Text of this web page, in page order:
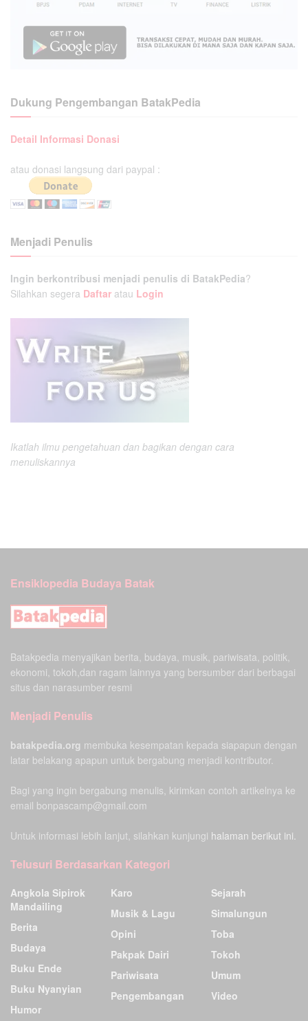
Dukung Pengembangan BatakPedia
Detail Informasi Donasi
atau donasi langsung dari paypal :
Menjadi Penulis
Ingin berkontribusi menjadi penulis di BatakPedia?
Silahkan segera Daftar atau Login
Ikatlah ilmu pengetahuan dan bagikan dengan cara
menuliskannya
Ensiklopedia Budaya Batak
Batakpedia menyajikan berita, budaya, musik, pariwisata, politik,
ekonomi, tokoh,dan ragam lainnya yang bersumber dari berbagai
situs dan narasumber resmi
Menjadi Penulis
batakpedia.org membuka kesempatan kepada siapapun dengan
latar belakang apapun untuk bergabung menjadi kontributor.
Bagi yang ingin bergabung menulis, kirimkan contoh artikelnya ke
email bonpascamp@gmail.com
Untuk informasi lebih lanjut, silahkan kunjungi halaman berikut ini.
Telusuri Berdasarkan Kategori
Angkola Sipirok
Mandailing
Berita
Budaya
Buku Ende
Buku Nyanyian
Humor
Karo
Musik & Lagu
Opini
Pakpak Dairi
Pariwisata
Pengembangan
Sejarah
Simalungun
Toba
Tokoh
Umum
Video